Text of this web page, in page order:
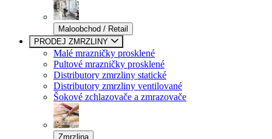
Maloobchod / Retail
PRODEJ ZMRZLINY
Malé mrazničky prosklené
Pultové mrazničky prosklené
Distributory zmrzliny statické
Distributory zmrzliny ventilované
Šokové zchlazovače a zmrazovače
Zmrzlina